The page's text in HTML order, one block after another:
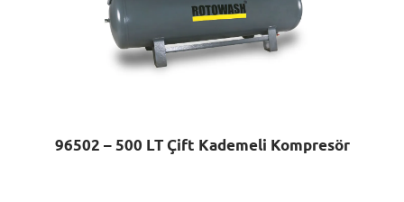
96502 – 500 LT Çift Kademeli Kompresör